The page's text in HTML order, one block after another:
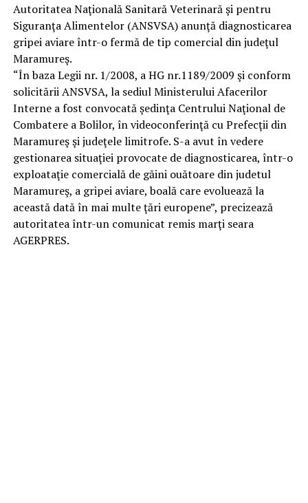
Autoritatea Naţională Sanitară Veterinară şi pentru
Siguranţa Alimentelor (ANSVSA) anunţă diagnosticarea
gripei aviare într-o fermă de tip comercial din judeţul
Maramureş.
“În baza Legii nr. 1/2008, a HG nr.1189/2009 şi conform
solicitării ANSVSA, la sediul Ministerului Afacerilor
Interne a fost convocată şedinţa Centrului Naţional de
Combatere a Bolilor, în videoconferinţă cu Prefecţii din
Maramureş şi judeţele limitrofe. S-a avut în vedere
gestionarea situaţiei provocate de diagnosticarea, într-o
exploataţie comercială de găini ouătoare din judetul
Maramureş, a gripei aviare, boală care evoluează la
această dată în mai multe ţări europene”, precizează
autoritatea într-un comunicat remis marţi seara
AGERPRES.